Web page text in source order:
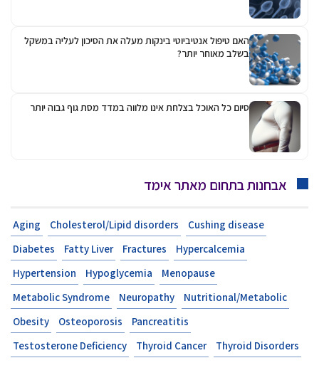
האם טיפול אנטיביוטי בינקות מעלה את הסיכון לעליה במשקל
בשלב מאוחר יותר?
סיום כל האוכל בצלחת אינו מלווה במדד מסת גוף גבוה יותר
אבחנות בתחום מאתר אימד
Aging Cholesterol/Lipid disorders
Cushing disease
Diabetes
Fatty Liver Fractures
Hypercalcemia
Hypertension
Hypoglycemia
Menopause
Metabolic Syndrome
Neuropathy
Nutritional/Metabolic
Obesity
Osteoporosis
Pancreatitis
Testosterone Deficiency
Thyroid Cancer Thyroid Disorders